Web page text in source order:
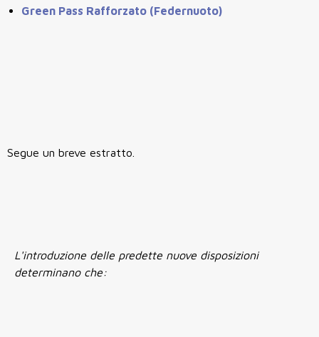
Green Pass Rafforzato (Federnuoto)
Segue un breve estratto.
L'introduzione delle predette nuove disposizioni
determinano che: